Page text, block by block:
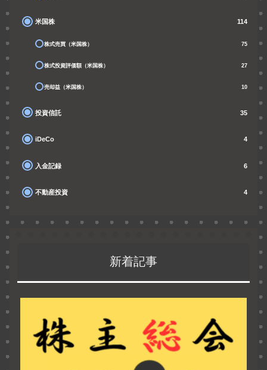
米国株 114
株式売買（米国株） 75
株式投資評価額（米国株） 27
売却益（米国株） 10
投資信託 35
iDeCo 4
入金記録 6
不動産投資 4
新着記事